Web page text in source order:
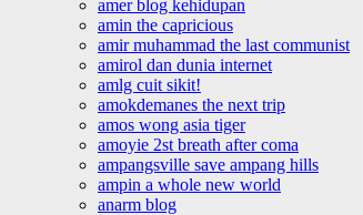
amer blog kehidupan
amin the capricious
amir muhammad the last communist
amirol dan dunia internet
amlg cuit sikit!
amokdemanes the next trip
amos wong asia tiger
amoyie 2st breath after coma
ampangsville save ampang hills
ampin a whole new world
anarm blog